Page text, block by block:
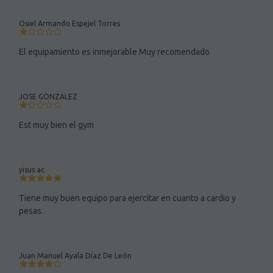
Osiel Armando Espejel Torres
El equipamiento es inmejorable Muy recomendado
JOSE GONZALEZ
Est muy bien el gym
yisus ac
Tiene muy buen equipo para ejercitar en cuanto a cardio y
pesas.
Juan Manuel Ayala Díaz De León